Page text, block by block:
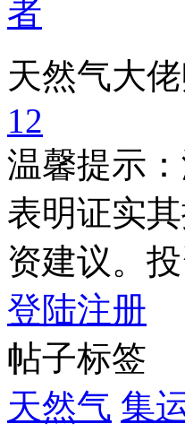
者
天然气大
12
温馨提示
表明证实
资建议。
登陆注册
帖子标签
天然气 集